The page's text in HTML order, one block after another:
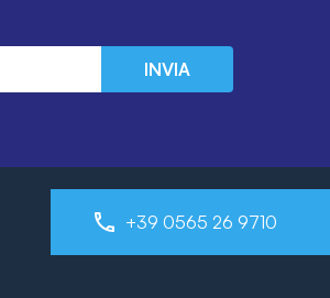
INVIA
+39 0565 26 9710